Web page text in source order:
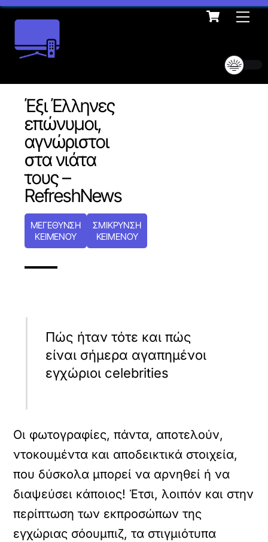
Skip
content
Cart
Έξι Έλληνες
επώνυμοι,
αγνώριστοι
στα νιάτα
τους –
RefreshNews
ΜΕΓΕΘΥΝΣΗ
ΚΕΙΜΕΝΟΥ
ΣΜΙΚΡΥΝΣΗ
ΚΕΙΜΕΝΟΥ
Πώς ήταν τότε και πώς
είναι σήμερα αγαπημένοι
εγχώριοι celebrities
Οι φωτογραφίες, πάντα, αποτελούν,
ντοκουμέντα και αποδεικτικά στοιχεία,
που δύσκολα μπορεί να αρνηθεί ή να
διαψεύσει κάποιος! Έτσι, λοιπόν και στην
περίπτωση των εκπροσώπων της
εγχώριας σόουμπιζ, τα στιγμιότυπα